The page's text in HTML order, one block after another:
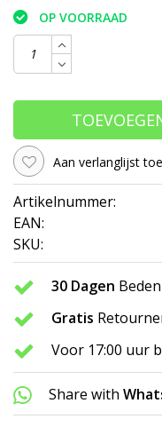
OP VOORRAAD
Aan verlanglijst
Artikelnummer:
EAN:
SKU:
30 Dagen
Gratis
Voor 17:00 uur
Share with